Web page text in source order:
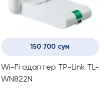
150 700 сум
Wi-Fi адаптер TP-Link TL-
WN822N